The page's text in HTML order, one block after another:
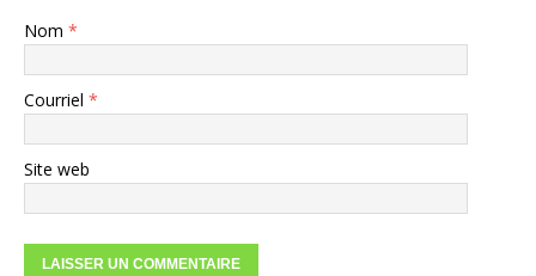
Nom *
Courriel *
Site web